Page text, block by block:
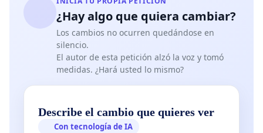
¿Hay algo que quiera cambiar?
Los cambios no ocurren quedándose en
silencio.
El autor de esta petición alzó la voz y tomó
medidas. ¿Hará usted lo mismo?
Describe el cambio que quieres ver
Con tecnología de IA